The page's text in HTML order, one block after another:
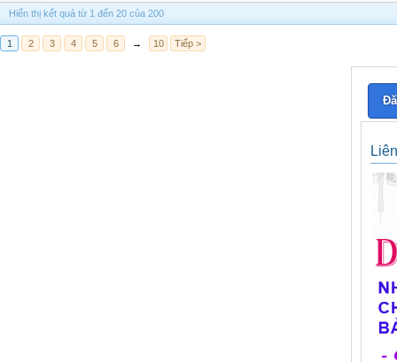
Hiển thị kết quả từ 1 đến 20 của 200
1 2 3 4 5 6 → 10 Tiếp >